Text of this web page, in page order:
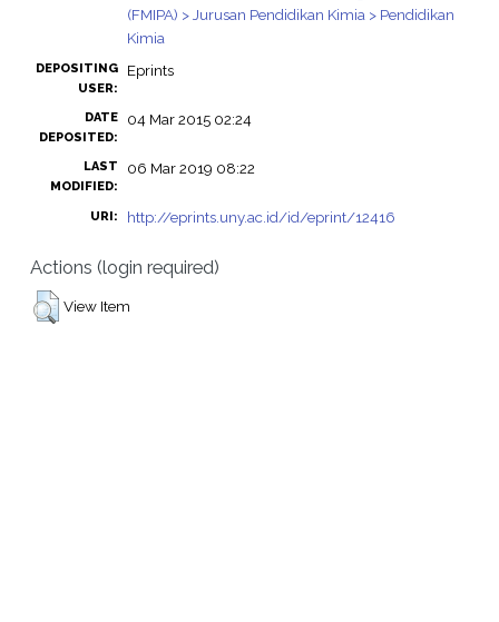
(FMIPA) > Jurusan Pendidikan Kimia > Pendidikan
Kimia
DEPOSITING
USER:
Eprints
DATE
DEPOSITED:
04 Mar 2015 02:24
LAST
MODIFIED:
06 Mar 2019 08:22
URI: http://eprints.uny.ac.id/id/eprint/12416
Actions (login required)
View Item